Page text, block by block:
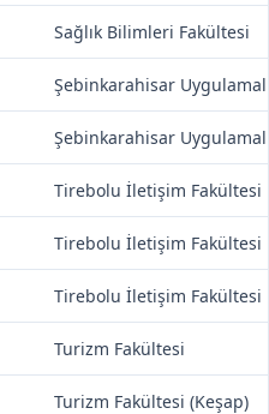
Sağlık Bilimleri Fakültesi
Şebinkarahisar
Şebinkarahisar
Tirebolu İletişim Fakültesi
Tirebolu İletişim Fakültesi
Tirebolu İletişim Fakültesi
Turizm Fakültesi
Turizm Fakültesi (Keşap)